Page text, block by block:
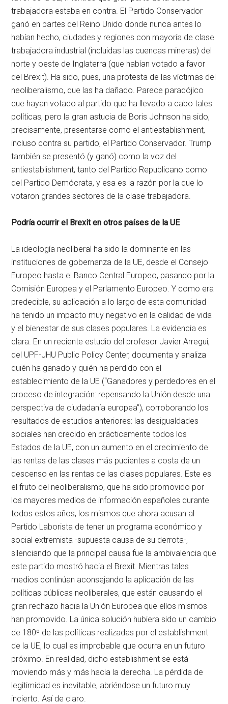
trabajadora estaba en contra. El Partido Conservador
ganó en partes del Reino Unido donde nunca antes lo
habían hecho, ciudades y regiones con mayoría de clase
trabajadora industrial (incluidas las cuencas mineras) del
norte y oeste de Inglaterra (que habían votado a favor
del Brexit). Ha sido, pues, una protesta de las víctimas del
neoliberalismo, que las ha dañado. Parece paradójico
que hayan votado al partido que ha llevado a cabo tales
políticas, pero la gran astucia de Boris Johnson ha sido,
precisamente, presentarse como el antiestablishment,
incluso contra su partido, el Partido Conservador. Trump
también se presentó (y ganó) como la voz del
antiestablishment, tanto del Partido Republicano como
del Partido Demócrata, y esa es la razón por la que lo
votaron grandes sectores de la clase trabajadora.
Podría ocurrir el Brexit en otros países de la UE
La ideología neoliberal ha sido la dominante en las
instituciones de gobernanza de la UE, desde el Consejo
Europeo hasta el Banco Central Europeo, pasando por la
Comisión Europea y el Parlamento Europeo. Y como era
predecible, su aplicación a lo largo de esta comunidad
ha tenido un impacto muy negativo en la calidad de vida
y el bienestar de sus clases populares. La evidencia es
clara. En un reciente estudio del profesor Javier Arregui,
del UPF-JHU Public Policy Center, documenta y analiza
quién ha ganado y quién ha perdido con el
establecimiento de la UE (“Ganadores y perdedores en el
proceso de integración: repensando la Unión desde una
perspectiva de ciudadanía europea”), corroborando los
resultados de estudios anteriores: las desigualdades
sociales han crecido en prácticamente todos los
Estados de la UE, con un aumento en el crecimiento de
las rentas de las clases más pudientes a costa de un
descenso en las rentas de las clases populares. Este es
el fruto del neoliberalismo, que ha sido promovido por
los mayores medios de información españoles durante
todos estos años, los mismos que ahora acusan al
Partido Laborista de tener un programa económico y
social extremista -supuesta causa de su derrota-,
silenciando que la principal causa fue la ambivalencia que
este partido mostró hacia el Brexit. Mientras tales
medios continúan aconsejando la aplicación de las
políticas públicas neoliberales, que están causando el
gran rechazo hacia la Unión Europea que ellos mismos
han promovido. La única solución hubiera sido un cambio
de 180º de las políticas realizadas por el establishment
de la UE, lo cual es improbable que ocurra en un futuro
próximo. En realidad, dicho establishment se está
moviendo más y más hacia la derecha. La pérdida de
legitimidad es inevitable, abriéndose un futuro muy
incierto. Así de claro.